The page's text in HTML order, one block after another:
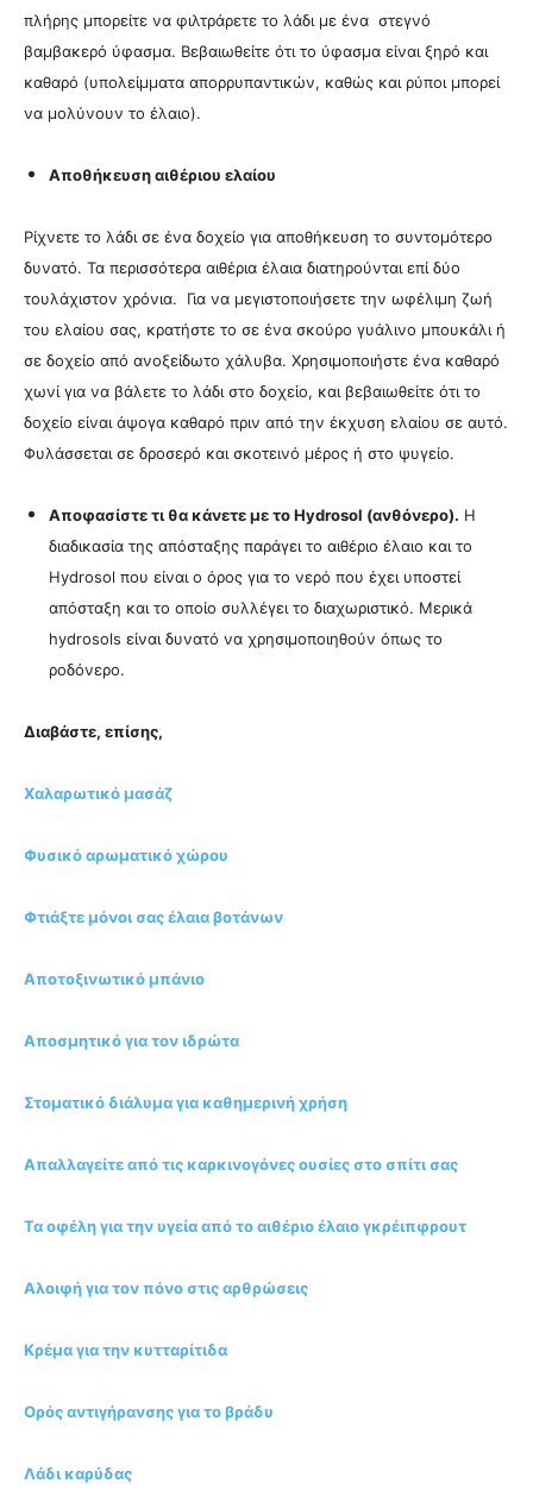
πλήρης μπορείτε να φιλτράρετε το λάδι με ένα στεγνό
βαμβακερό ύφασμα. Βεβαιωθείτε ότι το ύφασμα είναι ξηρό και
καθαρό (υπολείμματα απορρυπαντικών, καθώς και ρύποι μπορεί
να μολύνουν το έλαιο).
Αποθήκευση αιθέριου ελαίου
Ρίχνετε το λάδι σε ένα δοχείο για αποθήκευση το συντομότερο
δυνατό. Τα περισσότερα αιθέρια έλαια διατηρούνται επί δύο
τουλάχιστον χρόνια. Για να μεγιστοποιήσετε την ωφέλιμη ζωή
του ελαίου σας, κρατήστε το σε ένα σκούρο γυάλινο μπουκάλι ή
σε δοχείο από ανοξείδωτο χάλυβα. Χρησιμοποιήστε ένα καθαρό
χωνί για να βάλετε το λάδι στο δοχείο, και βεβαιωθείτε ότι το
δοχείο είναι άψογα καθαρό πριν από την έκχυση ελαίου σε αυτό.
Φυλάσσεται σε δροσερό και σκοτεινό μέρος ή στο ψυγείο.
Αποφασίστε τι θα κάνετε με το Ηydrosol (ανθόνερο). Η
διαδικασία της απόσταξης παράγει το αιθέριο έλαιο και το
Hydrosol που είναι ο όρος για το νερό που έχει υποστεί
απόσταξη και το οποίο συλλέγει το διαχωριστικό. Μερικά
hydrosols είναι δυνατό να χρησιμοποιηθούν όπως το
ροδόνερο.
Διαβάστε, επίσης,
Χαλαρωτικό μασάζ
Φυσικό αρωματικό χώρου
Φτιάξτε μόνοι σας έλαια βοτάνων
Αποτοξινωτικό μπάνιο
Αποσμητικό για τον ιδρώτα
Στοματικό διάλυμα για καθημερινή χρήση
Απαλλαγείτε από τις καρκινογόνες ουσίες στο σπίτι σας
Τα οφέλη για την υγεία από το αιθέριο έλαιο γκρέιπφρουτ
Αλοιφή για τον πόνο στις αρθρώσεις
Κρέμα για την κυτταρίτιδα
Ορός αντιγήρανσης για το βράδυ
Λάδι καρύδας